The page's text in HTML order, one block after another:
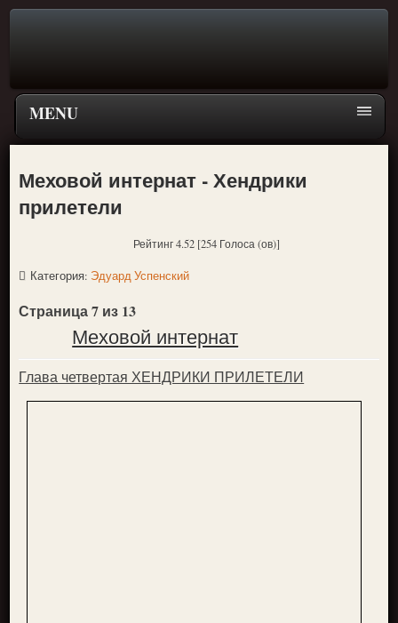
MENU
Главная страница
Поиск
ПЕРЕЙТИ К ГЛАВНОМУ МЕНЮ СКАЗОК
Популярное
Меховой интернат - Хендрики
прилетели
Рейтинг 4.52 [254 Голоса (ов)]
Категория: Эдуард Успенский
Страница 7 из 13
Меховой интернат
Глава четвертая ХЕНДРИКИ ПРИЛЕТЕЛИ